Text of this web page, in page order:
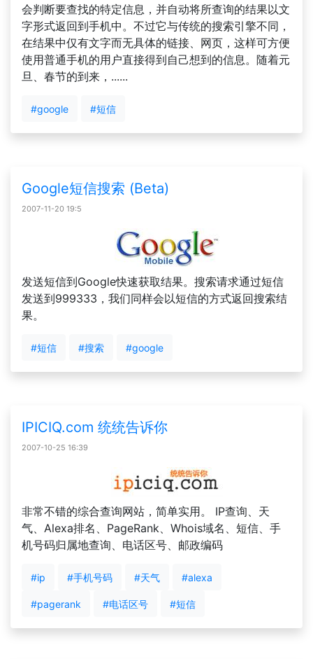
会判断要查找的特定信息，并自动将所查询的结果以文
字形式返回到手机中。不过它与传统的搜索引擎不同，
在结果中仅有文字而无具体的链接、网页，这样可方便
使用普通手机的用户直接得到自己想到的信息。随着元
旦、春节的到来，......
#google #短信
Google短信搜索 (Beta)
2007-11-20 19:5
发送短信到Google快速获取结果。搜索请求通过短信
发送到999333，我们同样会以短信的方式返回搜索结
果。
#短信 #搜索 #google
IPICIQ.com 统统告诉你
2007-10-25 16:39
非常不错的综合查询网站，简单实用。 IP查询、天
气、Alexa排名、PageRank、Whois域名、短信、手
机号码归属地查询、电话区号、邮政编码
#ip #手机号码 #天气 #alexa
#pagerank #电话区号 #短信